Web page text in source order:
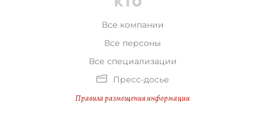
Все компании
Все персоны
Все специализации
Пресс-досье
Правила размещения информации